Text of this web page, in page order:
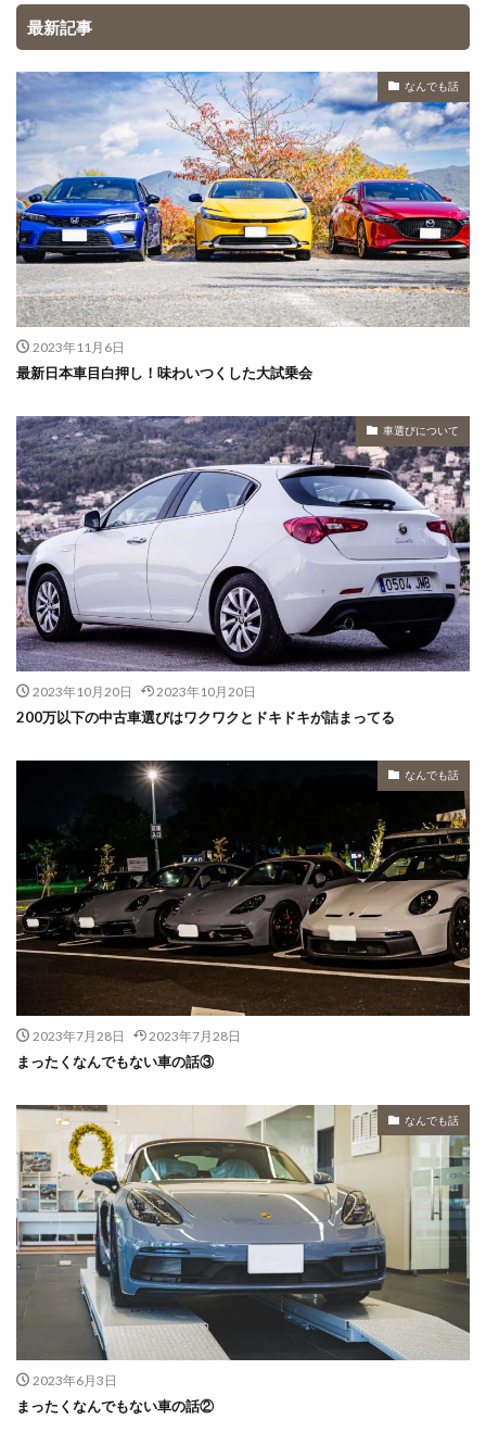
最新記事
なんでも話
2023年11月6日
最新日本車目白押し！味わいつくした大試乗会
車選びについて
2023年10月20日 2023年10月20日
200万以下の中古車選びはワクワクとドキドキが詰まってる
なんでも話
2023年7月28日 2023年7月28日
まったくなんでもない車の話③
なんでも話
2023年6月3日
まったくなんでもない車の話②